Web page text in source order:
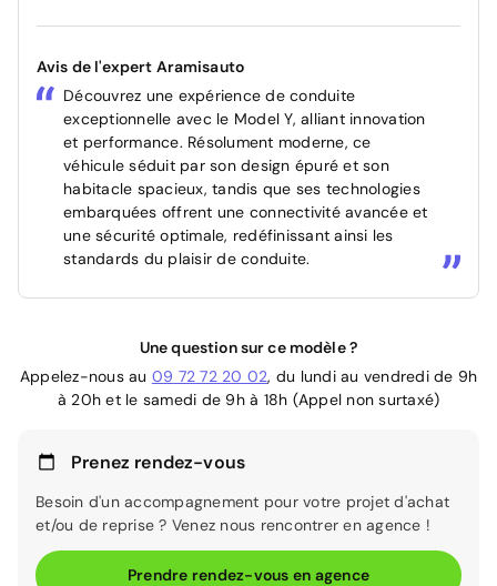
Avis de l'expert Aramisauto
Découvrez une expérience de conduite
exceptionnelle avec le Model Y, alliant innovation
et performance. Résolument moderne, ce
véhicule séduit par son design épuré et son
habitacle spacieux, tandis que ses technologies
embarquées offrent une connectivité avancée et
une sécurité optimale, redéfinissant ainsi les
standards du plaisir de conduite.
Une question sur ce modèle ?
Appelez-nous au 09 72 72 20 02, du lundi au vendredi de 9h
à 20h et le samedi de 9h à 18h (Appel non surtaxé)
Prenez rendez-vous
Besoin d'un accompagnement pour votre projet d'achat
et/ou de reprise ? Venez nous rencontrer en agence !
Prendre rendez-vous en agence